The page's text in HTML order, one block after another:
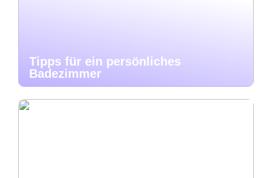
Tipps für ein persönliches
Badezimmer